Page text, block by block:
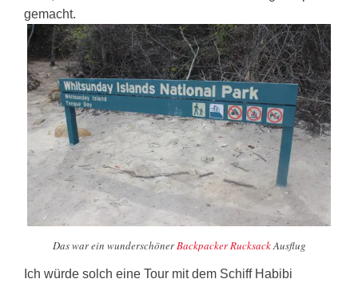
gemacht.
Das war ein wunderschönerBackpacker RucksackAusflug
Ich würde solch eine Tour mit dem Schiff Habibi